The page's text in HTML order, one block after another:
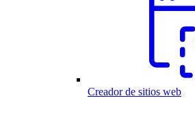
Creador de sitios web